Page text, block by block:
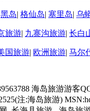
黑岛| 格仙岛| 塞里岛| 乌
旅游| 九寨沟旅游| 长白
国旅游| 欧洲旅游| 马尔
海岛旅游游客
注:海岛旅游)